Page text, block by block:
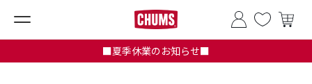
■夏季休業のお知らせ■